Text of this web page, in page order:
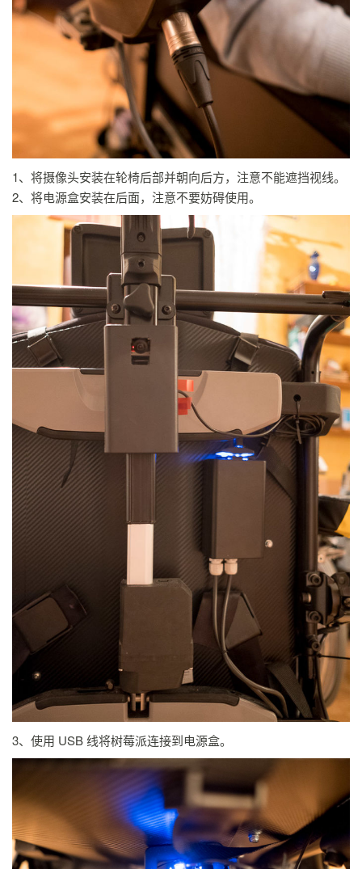
1、将摄像头安装在轮椅后部并朝向后方，注意不能遮挡视线。
2、将电源盒安装在后面，注意不要妨碍使用。
3、使用 USB 线将树莓派连接到电源盒。